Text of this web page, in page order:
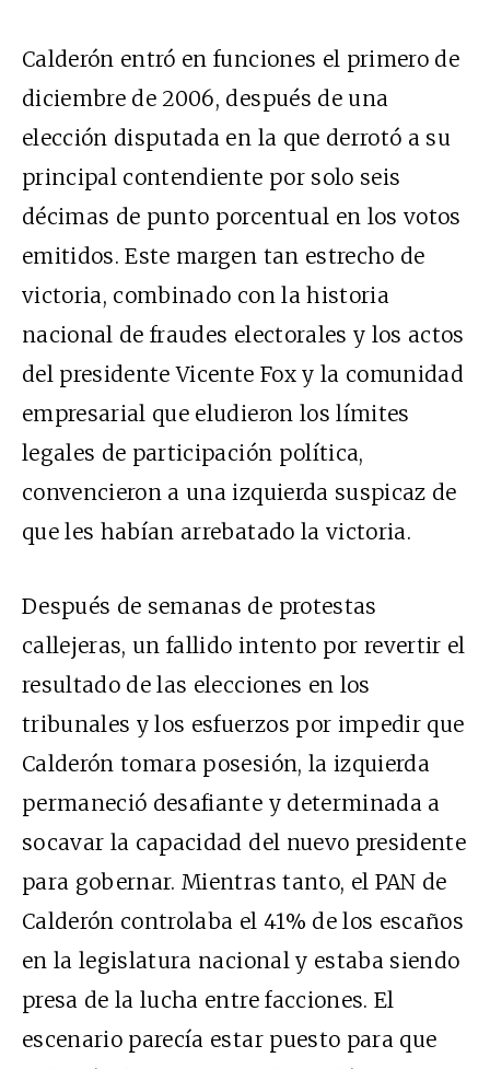
Calderón entró en funciones el primero de
diciembre de 2006, después de una
elección disputada en la que derrotó a su
principal contendiente por solo seis
décimas de punto porcentual en los votos
emitidos. Este margen tan estrecho de
victoria, combinado con la historia
nacional de fraudes electorales y los actos
del presidente Vicente Fox y la comunidad
empresarial que eludieron los límites
legales de participación política,
convencieron a una izquierda suspicaz de
que les habían arrebatado la victoria.
Después de semanas de protestas
callejeras, un fallido intento por revertir el
resultado de las elecciones en los
tribunales y los esfuerzos por impedir que
Calderón tomara posesión, la izquierda
permaneció desafiante y determinada a
socavar la capacidad del nuevo presidente
para gobernar. Mientras tanto, el PAN de
Calderón controlaba el 41% de los escaños
en la legislatura nacional y estaba siendo
presa de la lucha entre facciones. El
escenario parecía estar puesto para que